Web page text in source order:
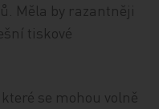
Měla by razantněji
tiskové
se mohou volně